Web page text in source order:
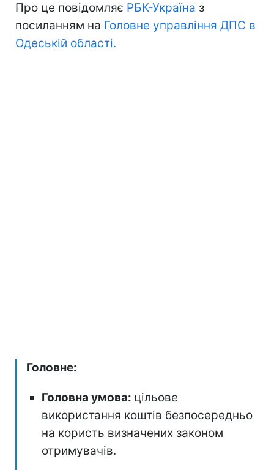
Про це повідомляє РБК-Україна з
посиланням на Головне управління ДПС в
Одеській області.
Головне:
Головна умова: цільове
використання коштів безпосередньо
на користь визначених законом
отримувачів.